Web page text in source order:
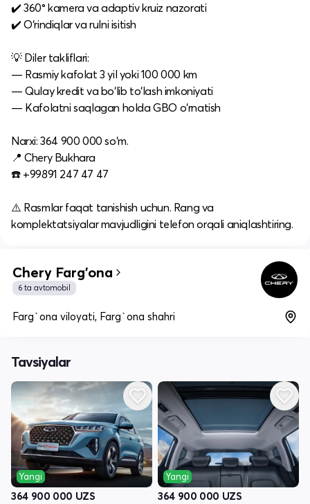
✔️ 360° kamera va adaptiv kruiz nazorati
✔️ O‘rindiqlar va rulni isitish
💡 Diler takliflari:
— Rasmiy kafolat 3 yil yoki 100 000 km
— Qulay kredit va bo‘lib to‘lash imkoniyati
— Kafolatni saqlagan holda GBO o‘rnatish
Narxi: 364 900 000 so‘m.
📍 Chery Bukhara
☎️ +99891 247 47 47
⚠️ Rasmlar faqat tanishish uchun. Rang va
komplektatsiyalar mavjudligini telefon orqali aniqlashtiring.
Chery Farg'ona
6 ta avtomobil
Farg`ona viloyati, Farg`ona shahri
Tavsiyalar
Yangi
364 900 000 UZS
Yangi
364 900 000 UZS